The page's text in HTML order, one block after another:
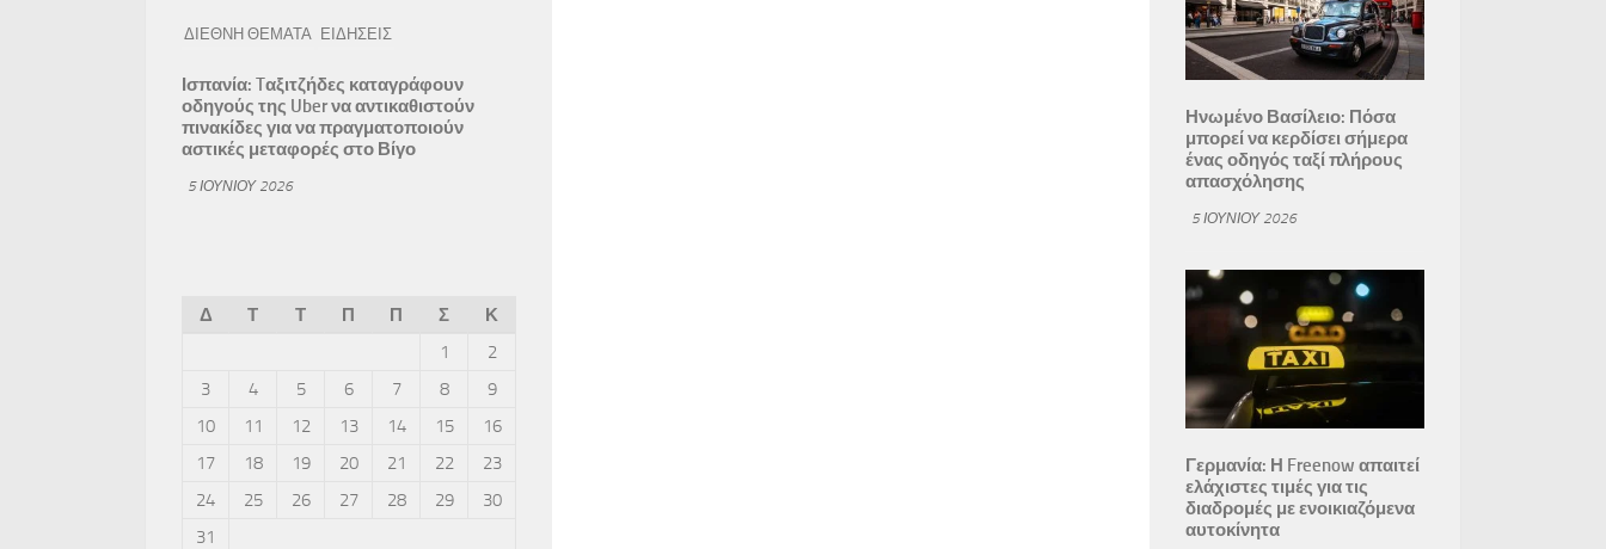
ΔΙΕΘΝΗ ΘΕΜΑΤΑ ΕΙΔΗΣΕΙΣ
Ισπανία: Tαξιτζήδες καταγράφουν
οδηγούς της Uber να αντικαθιστούν
πινακίδες για να πραγματοποιούν
αστικές μεταφορές στο Βίγο
5 ΙΟΥΝΊΟΥ 2026
Δ Τ Τ Π Π Σ
Κ
1
2
3
4 5 6 7 8
9
10
11 12 13 14 15
16
17
18 19 20 21 22
23
24
25 26 27 28 29
30
31
Ηνωμένο Βασίλειο: Πόσα
μπορεί να κερδίσει σήμερα
ένας οδηγός ταξί πλήρους
απασχόλησης
5 ΙΟΥΝΊΟΥ 2026
Γερμανία: Η Freenow απαιτεί
ελάχιστες τιμές για τις
διαδρομές με ενοικιαζόμενα
αυτοκίνητα